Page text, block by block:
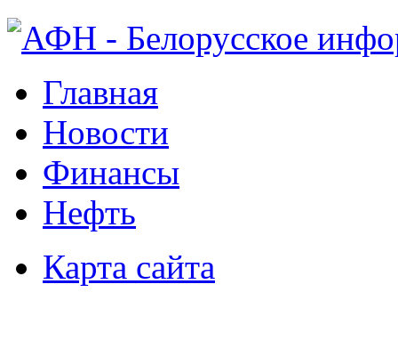
Главная
Новости
Финансы
Нефть
Карта сайта